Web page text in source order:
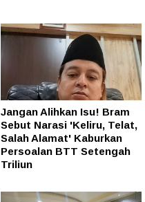
Jangan Alihkan Isu! Bram
Sebut Narasi 'Keliru, Telat,
Salah Alamat' Kaburkan
Persoalan BTT Setengah
Triliun